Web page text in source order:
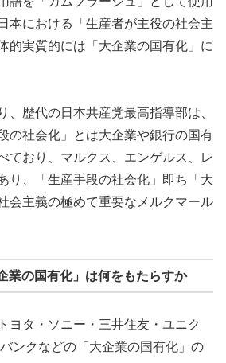
本における「生産者が主役の社会主
的実質的には「大企業の国有化」に
、歴代の日本共産党最高指導部は、
の社会化」とは大企業や銀行の国有
ており、マルクス、エンゲルス、レ
り、「生産手段の社会化」即ち「大
会主義の極めて重要なメルクマール
業の国有化」は何をもたらすか
ヨタ・ソニー・三井住友・ユニク
ンクなどの「大企業の国有化」の